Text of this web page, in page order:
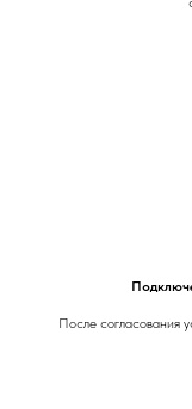
После согласования